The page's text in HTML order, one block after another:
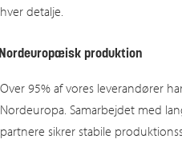
hver detalje.
produktion
Over 95% af vores leverandører
Nordeuropa. Samarbejdet med
partnere sikrer stabile